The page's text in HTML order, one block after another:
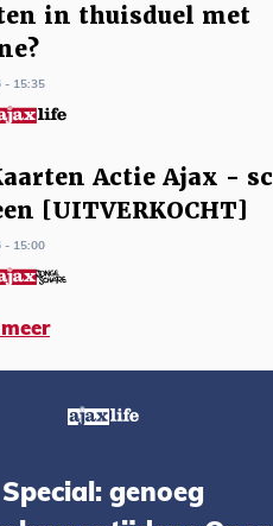
in thuisduel met
- 15:35
Actie Ajax - sc
[UITVERKOCHT]
- 15:00
Special: genoeg